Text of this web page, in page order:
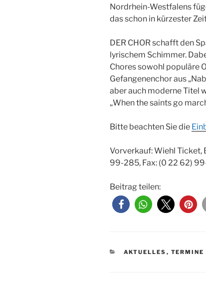
Nordrhein-Westfalens
das schon in kürzester
DER CHOR schafft den
lyrischem Schimmer.
Chores sowohl populäre
Gefangenenchor aus
aber auch moderne Titel
„When the saints go
Bitte beachten Sie die
Vorverkauf: Wiehl Ticket,
99-285, Fax: (0 22 62)
Beitrag teilen:
KATEGORIEN
AKTUELLES , TERMINE